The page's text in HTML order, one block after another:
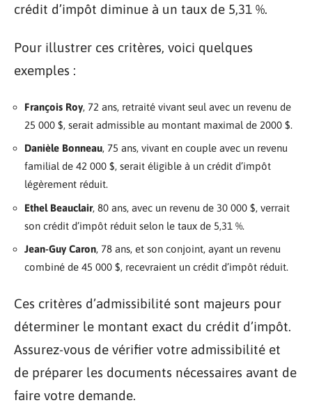
crédit d’impôt diminue à un taux de 5,31 %.
Pour illustrer ces critères, voici quelques
exemples :
François Roy, 72 ans, retraité vivant seul avec un revenu de
25 000 $, serait admissible au montant maximal de 2000 $.
Danièle Bonneau, 75 ans, vivant en couple avec un revenu
familial de 42 000 $, serait éligible à un crédit d’impôt
légèrement réduit.
Ethel Beauclair, 80 ans, avec un revenu de 30 000 $, verrait
son crédit d’impôt réduit selon le taux de 5,31 %.
Jean-Guy Caron, 78 ans, et son conjoint, ayant un revenu
combiné de 45 000 $, recevraient un crédit d’impôt réduit.
Ces critères d’admissibilité sont majeurs pour
déterminer le montant exact du crédit d’impôt.
Assurez-vous de vérifier votre admissibilité et
de préparer les documents nécessaires avant de
faire votre demande.